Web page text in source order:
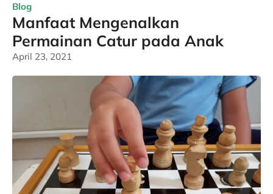
Blog
Manfaat Mengenalkan
Permainan Catur pada Anak
April 23, 2021